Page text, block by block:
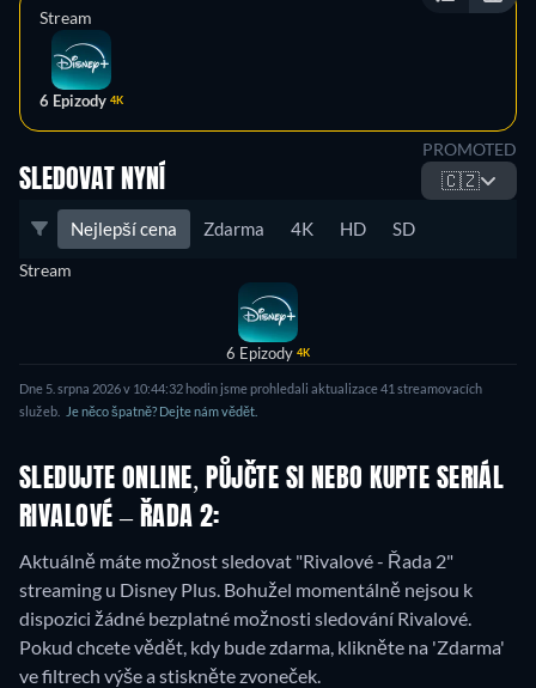
Stream
6 Epizody 4K
PROMOTED
SLEDOVAT NYNÍ 🇨🇿
Nejlepší cena Zdarma 4K HD SD
Stream
6 Epizody 4K
Dne 5. srpna 2026 v 10:44:32 hodin jsme prohledali aktualizace 41 streamovacích
služeb.
Je něco špatně? Dejte nám vědět.
SLEDUJTE ONLINE, PŮJČTE SI NEBO KUPTE SERIÁL
RIVALOVÉ – ŘADA 2:
Aktuálně máte možnost sledovat "Rivalové - Řada 2"
streaming u Disney Plus. Bohužel momentálně nejsou k
dispozici žádné bezplatné možnosti sledování Rivalové.
Pokud chcete vědět, kdy bude zdarma, klikněte na 'Zdarma'
ve filtrech výše a stiskněte zvoneček.